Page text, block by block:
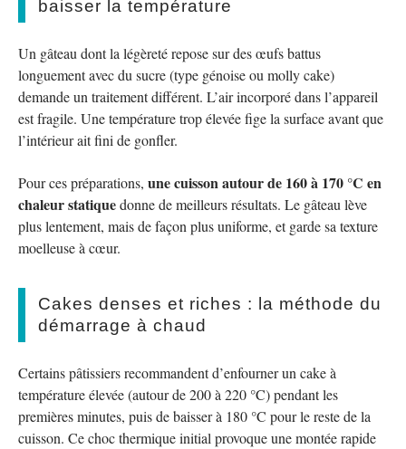
baisser la température
Un gâteau dont la légèreté repose sur des œufs battus
longuement avec du sucre (type génoise ou molly cake)
demande un traitement différent. L’air incorporé dans l’appareil
est fragile. Une température trop élevée fige la surface avant que
l’intérieur ait fini de gonfler.
Pour ces préparations, une cuisson autour de 160 à 170 °C en
chaleur statiquedonne de meilleurs résultats. Le gâteau lève
plus lentement, mais de façon plus uniforme, et garde sa texture
moelleuse à cœur.
Cakes denses et riches : la méthode du
démarrage à chaud
Certains pâtissiers recommandent d’enfourner un cake à
température élevée (autour de 200 à 220 °C) pendant les
premières minutes, puis de baisser à 180 °C pour le reste de la
cuisson. Ce choc thermique initial provoque une montée rapide